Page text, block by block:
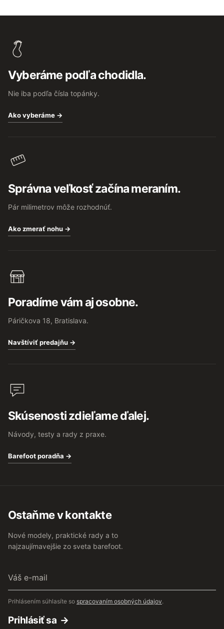
Vyberáme podľa chodidla.
Nie iba podľa čísla topánky.
Ako vyberáme →
Správna veľkosť začína meraním.
Pár milimetrov môže rozhodnúť.
Ako zmerať nohu →
Poradíme vám aj osobne.
Páričkova 18, Bratislava.
Navštíviť predajňu →
Skúsenosti zdieľame ďalej.
Návody, testy a rady z praxe.
Barefoot poradňa →
Ostaňme v kontakte
Nové modely, praktické rady a to
najzaujímavejšie zo sveta barefoot.
e-
mail
Prihlásením súhlasíte so spracovaním osobných údajov.
Prihlásiť sa